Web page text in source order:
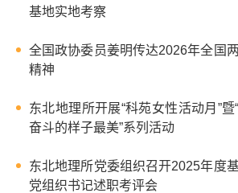
基地实地考察
全国政协委员姜明传达2026年全国
精神
东北地理所开展“科苑女性活动月”暨
奋斗的样子最美”系列活动
东北地理所党委组织召开2025年度
党组织书记述职考评会